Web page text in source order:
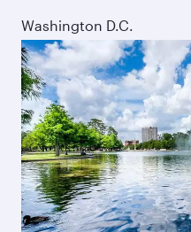
Washington D.C.